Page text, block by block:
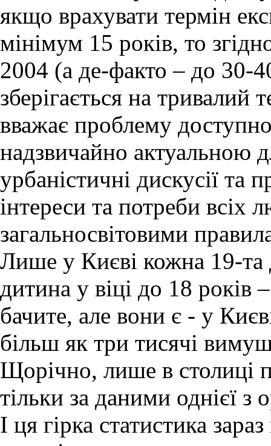
якщо врахувати термін
мінімум 15 років, то
2004 (а де-факто – до 30-
зберігається на
вважає проблему
надзвичайно актуальною
урбаністичні дискусії
інтереси та потреби всіх
загальносвітовими
Лише у Києві кожна 19-та
дитина у віці до 18 років
бачите, але вони є - у
більш як три тисячі
Щорічно, лише в столиці
тільки за даними однієї
І ця гірка статистика